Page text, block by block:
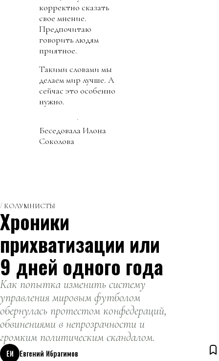
корректно сказать
свое мнение.
Предпочитаю
говорить людям
приятное.
Такими словами мы
делаем мир лучше. А
сейчас это особенно
нужно.
Беседовала Илона
Соколова
КОЛУМНИСТЫ
Хроники
прихватизации или
9 дней одного года
Как попытка изменить систему
управления мировым футболом
обернулась протестом конфедераций,
обвинениями в непрозрачности и
громким политическим скандалом.
ЕИ
Евгений Ибрагимов